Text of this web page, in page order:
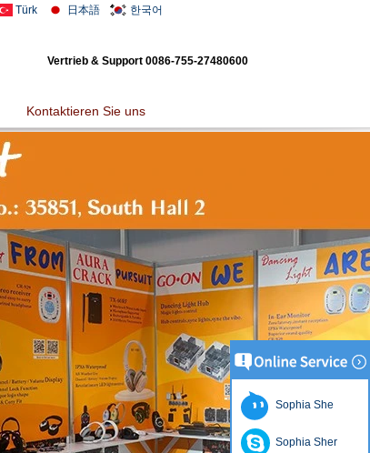
Türk 日本語 한국어
Vertrieb & Support 0086-755-27480600
Kontaktieren Sie uns
Sophia She
Sophia Sher